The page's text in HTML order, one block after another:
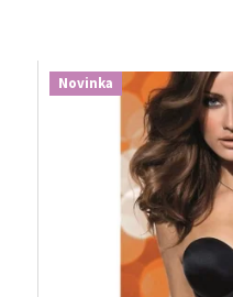
Novinka